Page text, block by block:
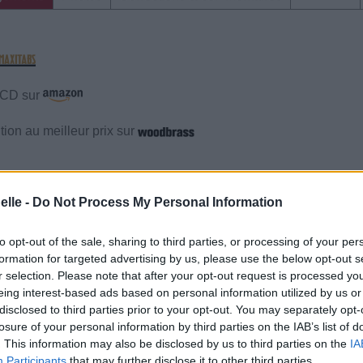
- Do Not Process My Personal Information
opt-out of the sale, sharing to third parties, or processing of your
for targeted advertising by us, please use the below opt-out
selection. Please note that after your opt-out request is processed
interest-based ads based on personal information utilized by us
to third parties prior to your opt-out. You may separately
of your personal information by third parties on the IAB’s list of
This information may also be disclosed by us to third parties on the
Participants that may further disclose it to other third parties.
sur
au meilleur prix sur
cette traduction Corriger une erreur